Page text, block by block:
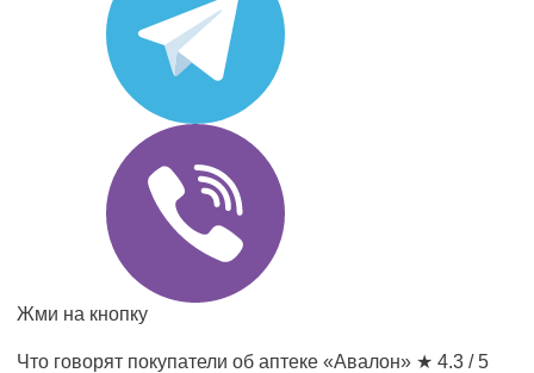
Жми на кнопку
Что говорят покупатели об аптеке «Авалон» ★ 4.3 / 5